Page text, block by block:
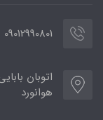
09012990801
هوانورد